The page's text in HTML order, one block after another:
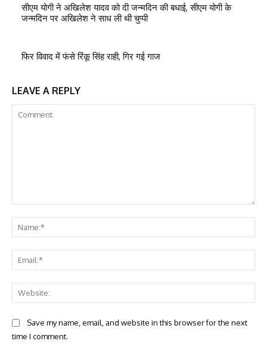
सीएम योगी ने अखिलेश यादव को दी जन्मदिन की बधाई, सीएम योगी के
जन्मदिन पर अखिलेश ने साध ली थी चुप्पी
फिर विवाद में फंसे रिंकू सिंह राही, गिर गई गाज
LEAVE A REPLY
Save my name, email, and website in this browser for the next
time I comment.